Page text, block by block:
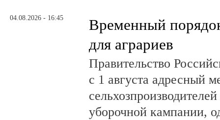
04.08.2026 - 16:45
Временный
для аграриев
Правительство
с 1 августа адресный
уборочной кампании,